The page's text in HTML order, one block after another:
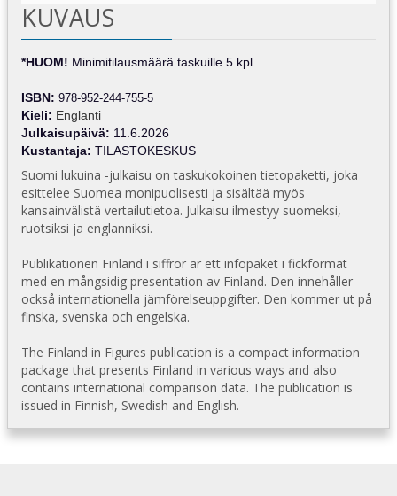
KUVAUS
*HUOM! Minimitilausmäärä taskuille 5 kpl
ISBN: 978-952-244-755-5
Kieli: Englanti
Julkaisupäivä: 11.6.2026
Kustantaja: TILASTOKESKUS
Suomi lukuina -julkaisu on taskukokoinen tietopaketti, joka
esittelee Suomea monipuolisesti ja sisältää myös
kansainvälistä vertailutietoa. Julkaisu ilmestyy suomeksi,
ruotsiksi ja englanniksi.
Publikationen Finland i siffror är ett infopaket i fickformat
med en mångsidig presentation av Finland. Den innehåller
också internationella jämförelseuppgifter. Den kommer ut på
finska, svenska och engelska.
The Finland in Figures publication is a compact information
package that presents Finland in various ways and also
contains international comparison data. The publication is
issued in Finnish, Swedish and English.